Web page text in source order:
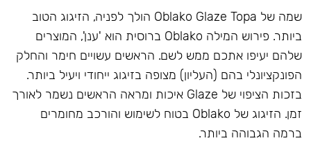
שמה של Oblako Glaze Topa הולך לפניה, הזיגוג הטוב
ביותר. פירוש המילה Oblako ברוסית הוא 'ענן', המוצרים
שלהם יעיפו אתכם ממש לשם. הראשים עשויים חימר והחלק
הפונקציונלי בהם (העליון) מצופה בזיגוג ייחודי ויעיל ביותר.
בזכות הציפוי של Glaze איכות ומראה הראשים נשמר לאורך
זמן. הזיגוג של Oblako בטוח לשימוש והורכב מחומרים
ברמה הגבוהה ביותר.